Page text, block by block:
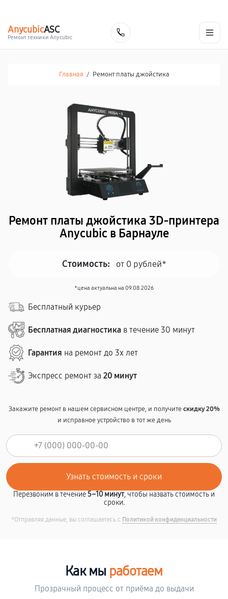
AnycubicASC
Ремонт техники Anycubic
Главная / Ремонт платы джойстика
Ремонт платы джойстика 3D-принтера
Anycubic в Барнауле
Стоимость: от 0 рублей*
*цена актуальна на 09.08.2026
Бесплатный курьер
Бесплатная диагностика в течение 30 минут
Гарантия на ремонт до 3х лет
Экспресс ремонт за 20 минут
Закажите ремонт в нашем сервисном центре, и получитескидку 20%
и исправное устройство в тот же день
Перезвоним в течение5–10 минут, чтобы назвать стоимость и
сроки.
*Отправляя данные, вы соглашаетесь с Политикой конфиденциальности
Как мы работаем
Прозрачный процесс от приёма до выдачи